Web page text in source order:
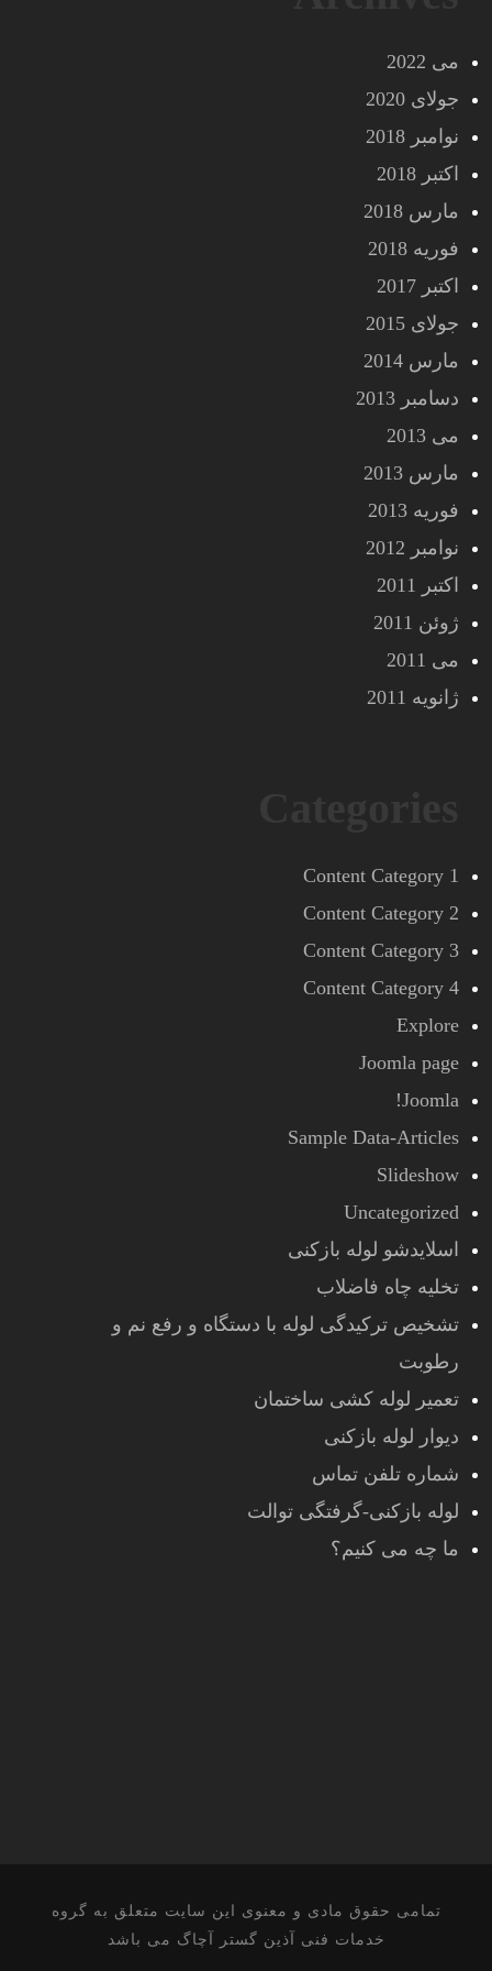
می 2022
جولای 2020
نوامبر 2018
اکتبر 2018
مارس 2018
فوریه 2018
اکتبر 2017
جولای 2015
مارس 2014
دسامبر 2013
می 2013
مارس 2013
فوریه 2013
نوامبر 2012
اکتبر 2011
ژوئن 2011
می 2011
ژانویه 2011
Content Category 1
Content Category 2
Content Category 3
Content Category 4
Explore
Joomla page
Joomla!
Sample Data-Articles
Slideshow
Uncategorized
اسلایدشو لوله بازکنی
تخلیه چاه فاضلاب
تشخیص ترکیدگی لوله با دستگاه و رفع نم و
رطوبت
تعمیر لوله کشی ساختمان
دیوار لوله بازکنی
شماره تلفن تماس
لوله بازکنی-گرفتگی توالت
ما چه می کنیم؟
تمامی حقوق مادی و معنوی این سایت متعلق به گروه
خدمات فنی آذین گستر آچاگ می باشد